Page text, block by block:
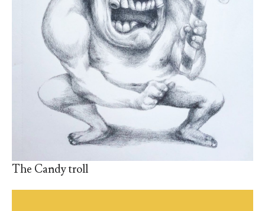
The Candy troll